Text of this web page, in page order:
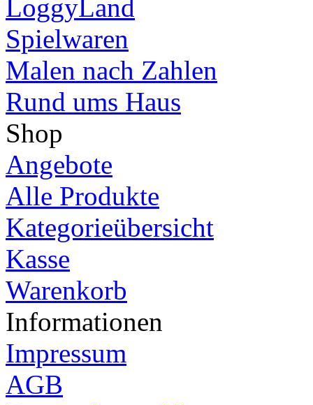
LoggyLand
Spielwaren
Malen nach Zahlen
Rund ums Haus
Shop
Angebote
Alle Produkte
Kategorieübersicht
Kasse
Warenkorb
Informationen
Impressum
AGB